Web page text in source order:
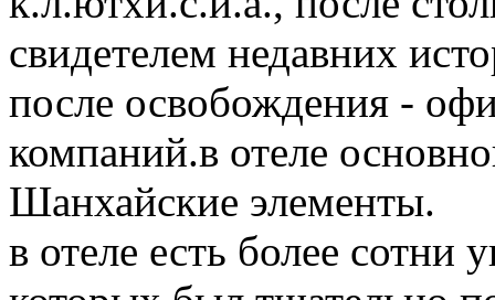
свидетелем недавних
после освобождения -
компаний.в отеле
Шанхайские элементы.
в отеле есть более